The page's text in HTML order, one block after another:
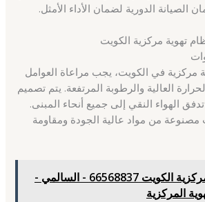
الصيانة الدورية لضمان الأداء الأمثل.
تهوية مركزية الكويت
مركزية في الكويت، يجب مراعاة العوامل
العالية والرطوبة المرتفعة. يتم تصميم
تدفق الهواء النقي إلى جميع أنحاء المبنى.
مصنوعة من مواد عالية الجودة ومقاومة
تهوية مركزية الكويت 66568837 - السالمي -
المركزية